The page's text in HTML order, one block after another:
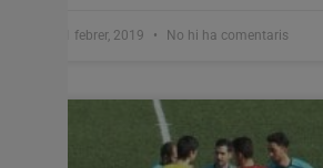
11 febrer, 2019 No hi ha comentaris